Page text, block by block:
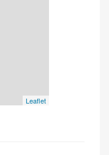
Leaflet